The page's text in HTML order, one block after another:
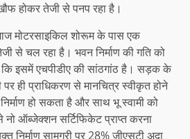
होकर तेजी से पनप रहा है।
मोटरसाइकिल शोरूम के पास एक
से चल रहा है। भवन निर्माण की गति को
कि इसमें एचपीडीए की सांठगांठ है। सड़क के
ही प्राधिकरण से मानचित्र स्वीकृत होने
हो सकता है और साथ भू स्वामी को
नो ऑब्जेक्शन सर्टिफिकेट प्राप्त करना
निर्माण सामग्री पर 28% जीएसटी अदा